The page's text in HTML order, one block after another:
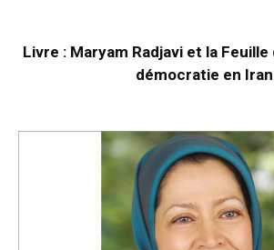
Livre : Maryam Radjavi et la
démocratie en Iran